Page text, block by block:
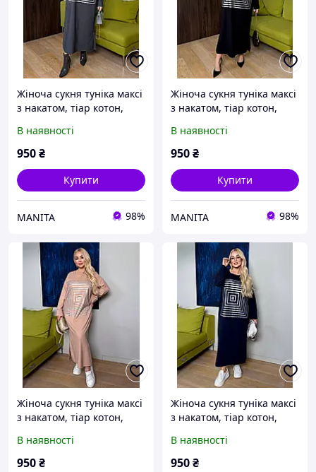
Жіноча сукня туніка максі
з накатом, тіар котон,
58,60-62
В наявності
950₴
Купити
MANITA 98%
Жіноча сукня туніка максі
з накатом, тіар котон,
58,60-62
В наявності
950₴
Купити
MANITA 98%
Жіноча сукня туніка максі
з накатом, тіар котон,
58,60-62
В наявності
950₴
Жіноча сукня туніка максі
з накатом, тіар котон,
58,60-62
В наявності
950₴